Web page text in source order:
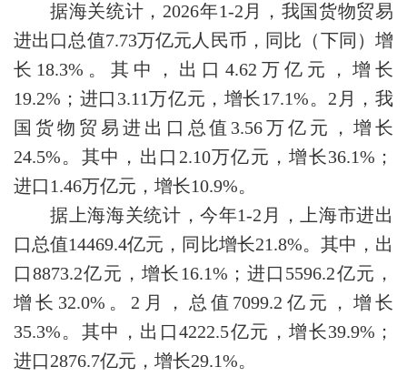
据海关统计，2026年1-2月，我国货物贸易
进出口总值7.73万亿元人民币，同比（下同）增
长18.3%。其中，出口4.62万亿元，增长
19.2%；进口3.11万亿元，增长17.1%。2月，我
国货物贸易进出口总值3.56万亿元，增长
24.5%。其中，出口2.10万亿元，增长36.1%；
进口1.46万亿元，增长10.9%。
据上海海关统计，今年1-2月，上海市进出
口总值14469.4亿元，同比增长21.8%。其中，出
口8873.2亿元，增长16.1%；进口5596.2亿元，
增长32.0%。2月，总值7099.2亿元，增长
35.3%。其中，出口4222.5亿元，增长39.9%；
进口2876.7亿元，增长29.1%。